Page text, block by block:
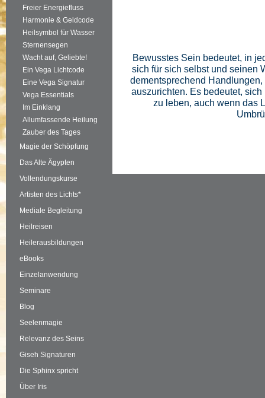
Freier Energiefluss
Harmonie & Geldcode
Heilsymbol für Wasser
Sternensegen
Wacht auf, Geliebte!
Ein Vega Lichtcode
Eine Vega Signatur
Vega Essentials
Im Einklang
Allumfassende Heilung
Zauber des Tages
Magie der Schöpfung
Das Alte Ägypten
Vollendungskurse
Artisten des Lichts*
Mediale Begleitung
Heilreisen
Heilerausbildungen
eBooks
Einzelanwendung
Seminare
Blog
Seelenmagie
Relevanz des Seins
Giseh Signaturen
Die Sphinx spricht
Über Iris
Bewusstes Sein bedeutet, in
sich für sich selbst und seinen
dementsprechend
auszurichten. Es bedeutet,
zu leben, auch wenn das